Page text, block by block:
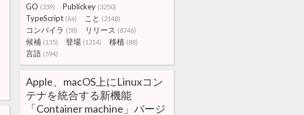
GO (339) Publickey (3250)
TypeScript (66) こと (2148)
コンパイラ (58) リリース (8746)
候補 (135) 登場 (1214) 移植 (88)
言語 (594)
Apple、macOS上にLinuxコン
テナを統合する新機能
「Container machine」バージ